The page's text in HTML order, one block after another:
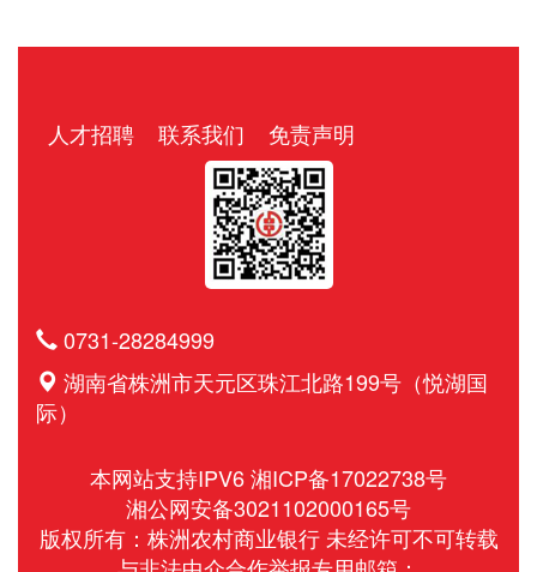
人才招聘 联系我们 免责声明
0731-28284999
湖南省株洲市天元区珠江北路199号（悦湖国
际）
本网站支持IPV6湘ICP备17022738号
湘公网安备3021102000165号
版权所有：株洲农村商业银行 未经许可不可转载